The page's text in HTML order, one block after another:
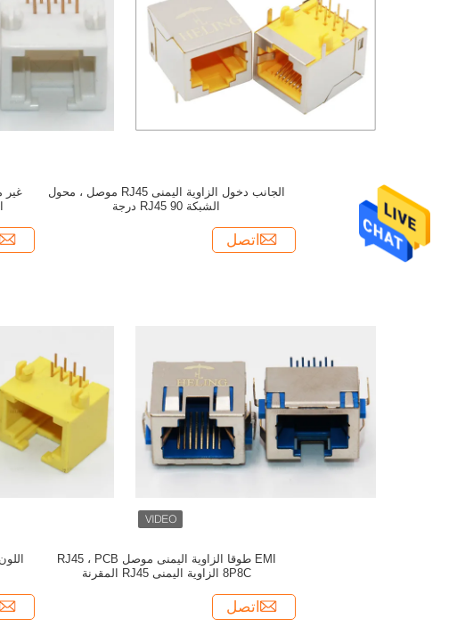
الجانب دخول الزاوية اليمنى RJ45 موصل ، محول
الشبكة RJ45 90 درجة
اتصل
EMI طوقا الزاوية اليمنى موصل RJ45 ، PCB
8P8C الزاوية اليمنى RJ45 المقرنة
اتصل